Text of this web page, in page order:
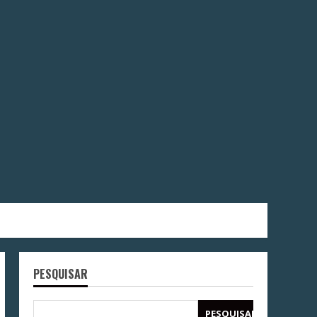
PESQUISAR
PESQUISAR